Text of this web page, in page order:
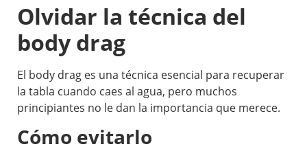
Olvidar la técnica del
body drag
El body drag es una técnica esencial para recuperar
la tabla cuando caes al agua, pero muchos
principiantes no le dan la importancia que merece.
Cómo evitarlo